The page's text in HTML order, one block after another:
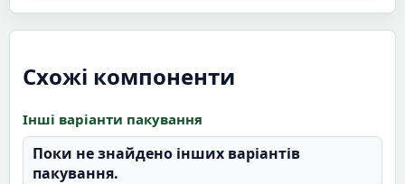
Схожі компоненти
Інші варіанти пакування
Поки не знайдено інших варіантів
пакування.